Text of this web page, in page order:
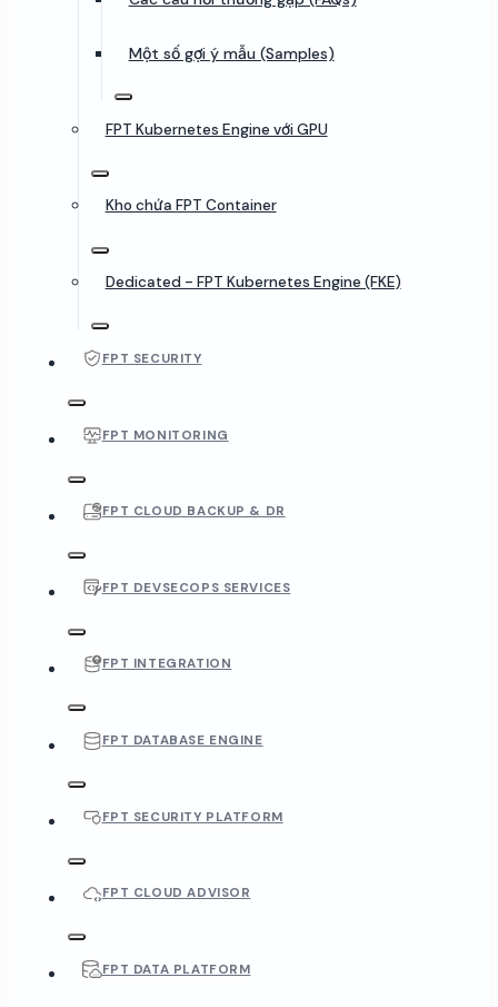
Một số gợi ý mẫu (Samples)
FPT Kubernetes Engine với GPU
Kho chứa FPT Container
Dedicated - FPT Kubernetes Engine (FKE)
FPT SECURITY
FPT MONITORING
FPT CLOUD BACKUP & DR
FPT DEVSECOPS SERVICES
FPT INTEGRATION
FPT DATABASE ENGINE
FPT SECURITY PLATFORM
FPT CLOUD ADVISOR
FPT DATA PLATFORM